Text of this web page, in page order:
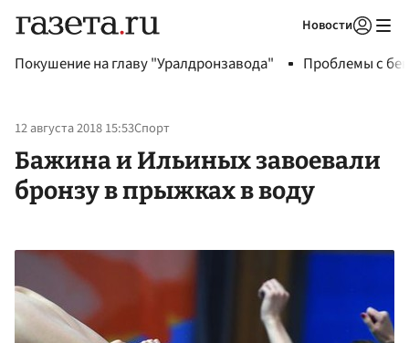
Новости
Покушение на главу "Уралдронзавода" Проблемы с
12 августа 2018 15:53Спорт
Бажина и Ильиных завоевали
бронзу в прыжках в воду